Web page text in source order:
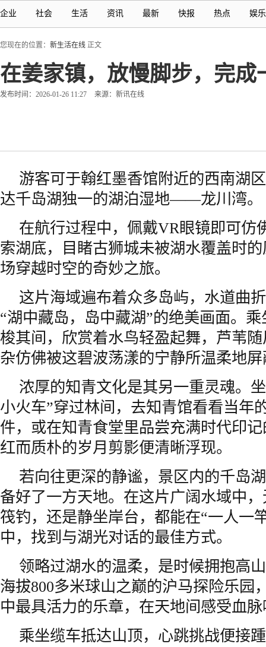
企业 社会 生活 资讯 最新 快报 热点 娱乐
您现在的位置： 新生活在线 正文
在姜家镇，放慢脚步，完成
发布时间：2026-01-26 11:27 来源：新讯在线
游客可于翰红墨香馆附近的西南湖
达千岛湖独一的湖泊湿地——龙川湾。
在航行过程中，佩戴VR眼镜即可仿
索湖底，目睹古狮城未被湖水覆盖时
场穿越时空的奇妙之旅。
这片海域遍布着众多岛屿，水道曲
“湖中藏岛，岛中藏湖”的绝美画面。
梭其间，欣赏着水鸟轻盈起舞，芦苇
杂仿佛被这碧波荡漾的宁静所温柔地
浓厚的知青文化是其另一重灵魂。
小火车”穿过林间，去知青馆看看当年
件，或在知青食堂里品尝充满时代印
红而质朴的岁月剪影便清晰浮现。
若向往更深的静谧，景区内的千岛
备好了一方天地。在这片广阔水域中
筏钓，还是静坐岸台，都能在“一人一
中，找到与湖光对话的最佳方式。
领略过湖水的温柔，是时候拥抱高
海拔800多米球山之巅的沪马探险乐园
中最具活力的乐章，在天地间感受血
乘坐缆车抵达山顶，心跳挑战便接